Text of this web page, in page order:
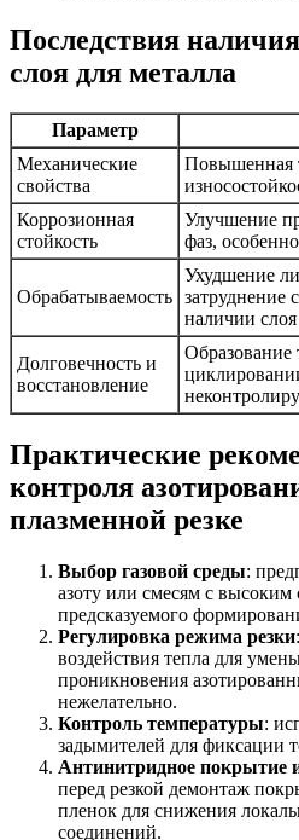
Последствия
слоя для металла
Параметр
Механические
свойства
Повышенная
Коррозионная
стойкость
Улучшение
фаз,
Обрабатываемость
Ухудшение
затруднение
наличии слоя
Долговечность и
восстановление
Практические
контроля
плазменной резке
Выбор газовой среды:
азоту или смесям с высоким
предсказуемого
Регулировка режима резки
воздействия тепла для
проникновения
нежелательно.
Контроль температуры:
задымителей для фиксации
Антинитридное покрытие
перед резкой демонтаж
пленок для снижения
соединений.